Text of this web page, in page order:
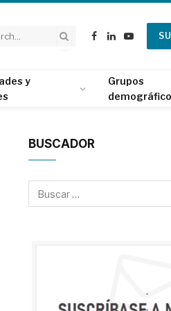
Facebook
LinkedInYouTube
y
Grupos
BUSCADOR